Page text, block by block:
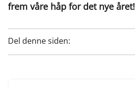
frem våre håp for det nye året!
Del denne siden: